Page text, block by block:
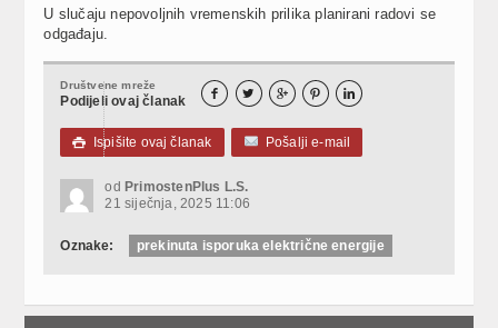
U slučaju nepovoljnih vremenskih prilika planirani radovi se
odgađaju.
Društvene mreže
Podijeli ovaj članak     
 Ispišite ovaj članak Pošalji e-mail
od PrimostenPlus L.S.
21 siječnja, 2025 11:06
Oznake: prekinuta isporuka električne energije